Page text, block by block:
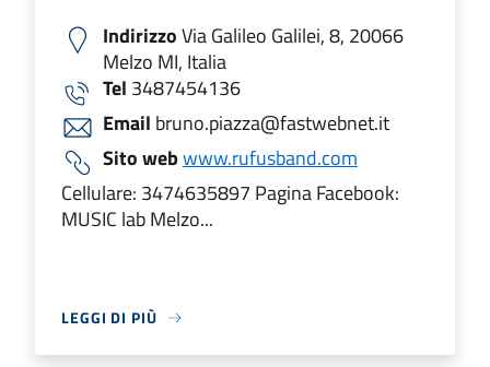
IndirizzoVia Galileo Galilei, 8, 20066
Melzo MI, Italia
Tel 3487454136
Email bruno.piazza@fastwebnet.it
Sito webwww.rufusband.com
Cellulare: 3474635897 Pagina Facebook:
MUSIC lab Melzo...
LEGGI DI PIÙ